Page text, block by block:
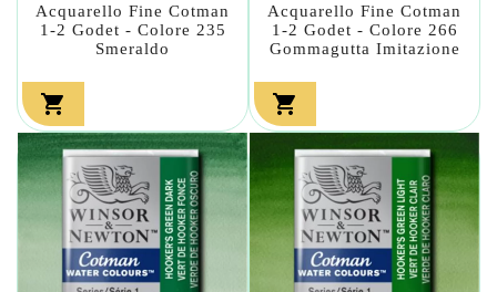
Acquarello Fine Cotman
1-2 Godet - Colore 235
Smeraldo

Acquarello Fine Cotman
1-2 Godet - Colore 266
Gommagutta Imitazione
